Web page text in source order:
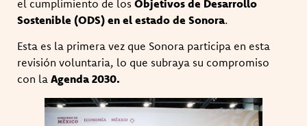
el cumplimiento de los Objetivos de Desarrollo
Sostenible (ODS) en el estado de Sonora.
Esta es la primera vez que Sonora participa en esta
revisión voluntaria, lo que subraya su compromiso
con la Agenda 2030.